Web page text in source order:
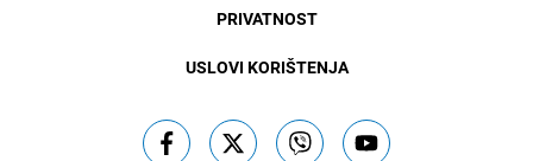
PRIVATNOST
USLOVI KORIŠTENJA